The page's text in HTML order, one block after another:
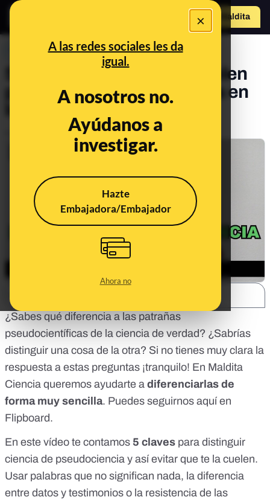
×
A las redes sociales les da
igual.
A nosotros no.
Ayúdanos a
investigar.
Hazte
Embajadora/Embajador
Ahora no
Hazte Maldita
PREBUNKING
5 claves para que no te cuelen
patrañas de pseudociencia en
lugar de ciencia
Nov 15, 2019, 7:45:52 AM
¿Sabes qué diferencia a las patrañas
pseudocientíficas de la ciencia de verdad? ¿Sabrías
distinguir una cosa de la otra? Si no tienes muy clara la
respuesta a estas preguntas ¡tranquilo! En Maldita
Ciencia queremos ayudarte a diferenciarlas de
forma muy sencilla. Puedes seguirnos aquí en
Flipboard.
En este vídeo te contamos 5 claves para distinguir
ciencia de pseudociencia y así evitar que te la cuelen.
Usar palabras que no significan nada, la diferencia
entre datos y testimonios o la resistencia de las